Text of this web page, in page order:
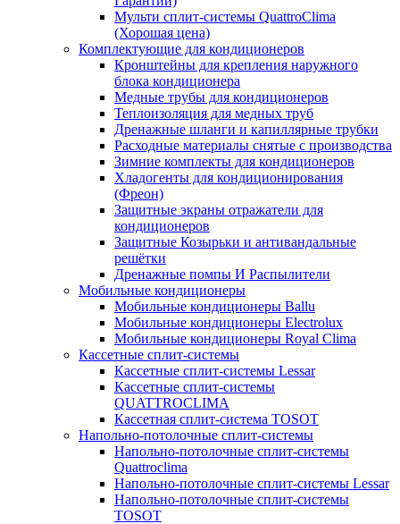
Мульти сплит-системы QuattroClima
(Хорошая цена)
Комплектующие для кондиционеров
Кронштейны для крепления наружного
блока кондиционера
Медные трубы для кондиционеров
Теплоизоляция для медных труб
Дренажные шланги и капиллярные трубки
Расходные материалы снятые с производства
Зимние комплекты для кондиционеров
Хладогенты для кондиционирования
(Фреон)
Защитные экраны отражатели для
кондиционеров
Защитные Козырьки и антивандальные
решётки
Дренажные помпы И Распылители
Мобильные кондиционеры
Мобильные кондиционеры Ballu
Мобильные кондиционеры Electrolux
Мобильные кондиционеры Royal Clima
Кассетные сплит-системы
Кассетные сплит-системы Lessar
Кассетные сплит-системы
QUATTROCLIMA
Кассетная сплит-система TOSOT
Напольно-потолочные сплит-системы
Напольно-потолочные сплит-системы
Quattroclima
Напольно-потолочные сплит-системы Lessar
Напольно-потолочные сплит-системы
TOSOT